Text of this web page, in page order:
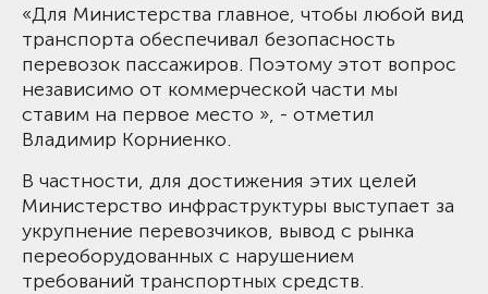
«Для Министерства главное, чтобы любой вид
транспорта обеспечивал безопасность
перевозок пассажиров. Поэтому этот вопрос
независимо от коммерческой части мы
ставим на первое место », - отметил
Владимир Корниенко.
В частности, для достижения этих целей
Министерство инфраструктуры выступает за
укрупнение перевозчиков, вывод с рынка
переоборудованных с нарушением
требований транспортных средств.